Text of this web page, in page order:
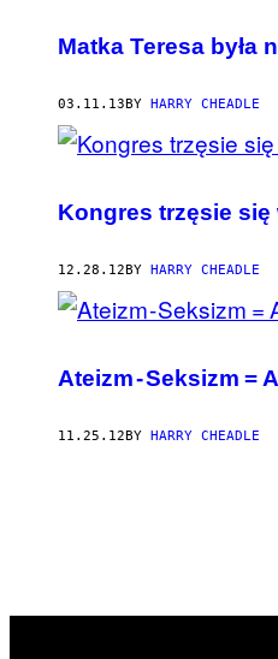
Matka Teresa była
03.11.13 BY HARRY CHEADLE
Kongres trzęsie się
12.28.12 BY HARRY CHEADLE
Ateizm - Seksizm =
11.25.12 BY HARRY CHEADLE